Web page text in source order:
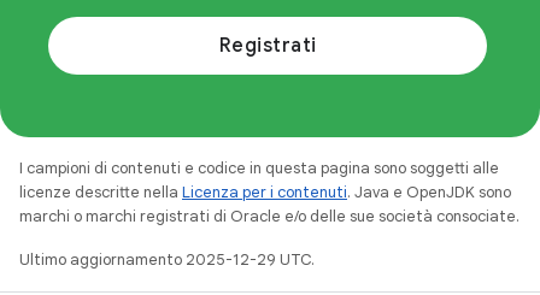
Registrati
I campioni di contenuti e codice in questa pagina sono soggetti alle
licenze descritte nella Licenza per i contenuti. Java e OpenJDK sono
marchi o marchi registrati di Oracle e/o delle sue società consociate.
Ultimo aggiornamento 2025-12-29 UTC.